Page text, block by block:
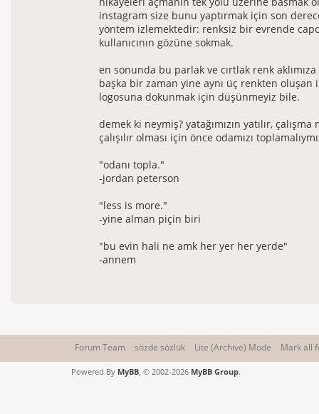
instagram size bunu yaptırmak için son
yöntem izlemektedir: renksiz bir evrende
kullanıcının gözüne sokmak.
en sonunda bu parlak ve cırtlak renk aklımıza
başka bir zaman yine aynı üç renkten oluşan
logosuna dokunmak için düşünmeyiz bile.
demek ki neymiş? yatağımızın yatılır, çalışma
çalışılır olması için önce odamızı
"odanı topla."
-jordan peterson
"less is more."
-yine alman piçin biri
"bu evin hali ne amk her yer her yerde"
-annem
Forum Team sözde sözlük Lite (Archive) Mode Mark all
Powered By MyBB, © 2002-2026 MyBB Group.